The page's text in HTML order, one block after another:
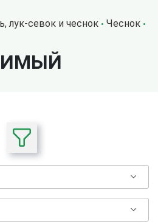
лук-севок и чеснок
Чеснок